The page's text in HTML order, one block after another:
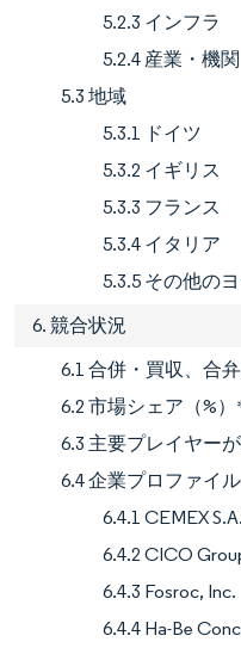
5.2.3 インフラ
5.2.4 産業・機関
5.3 地域
5.3.1 ドイツ
5.3.2 イギリス
5.3.3 フランス
5.3.4 イタリア
5.3.5 その他の
6. 競合状況
6.1 合併・買収、合
6.2 市場シェア（%
6.3 主要プレイヤー
6.4 企業プロファイル
6.4.1 CEMEX
6.4.2 CICO
6.4.3 Fosroc, Inc.
6.4.4 Ha-Be